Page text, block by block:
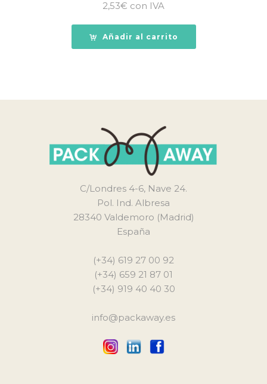
2,53€ con IVA
Añadir al carrito
C/Londres 4-6, Nave 24.
Pol. Ind. Albresa
28340 Valdemoro (Madrid)
España
(+34) 619 27 00 92
(+34) 659 21 87 01
(+34) 919 40 40 30
info@packaway.es